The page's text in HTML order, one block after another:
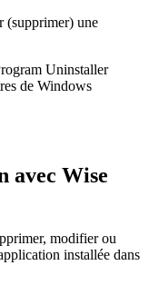
(supprimer) une
Uninstaller
de Windows
avec Wise
modifier ou
installée dans